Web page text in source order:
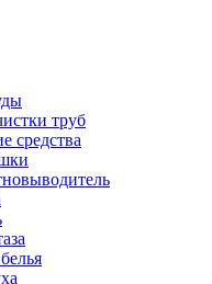
труб
средства